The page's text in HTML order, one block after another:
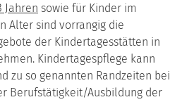
Jahren sowie für Kinder im
Alter sind vorrangig die
der Kindertagesstätten in
Kindertagespflege kann
zu so genannten Randzeiten bei
Berufstätigkeit/Ausbildung der